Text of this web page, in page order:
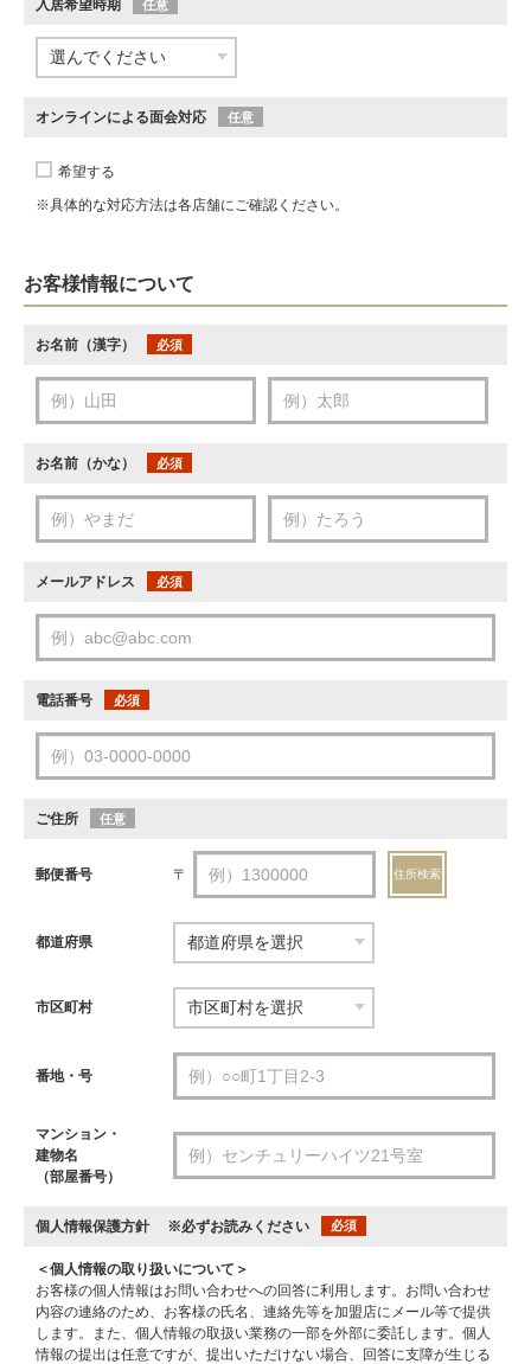
入居希望時期 任意
オンラインによる面会対応 任意
希望する
※具体的な対応方法は各店舗にご確認ください。
お客様情報について
お名前（漢字） 必須
お名前（かな） 必須
メールアドレス 必須
電話番号 必須
ご住所 任意
郵便番号 〒 住所検索
都道府県
市区町村
番地・号
マンション・
建物名
（部屋番号）
個人情報保護方針 ※必ずお読みください 必須
＜個人情報の取り扱いについて＞
お客様の個人情報はお問い合わせへの回答に利用します。お問い合わせ
内容の連絡のため、お客様の氏名、連絡先等を加盟店にメール等で提供
します。また、個人情報の取扱い業務の一部を外部に委託します。個人
情報の提出は任意ですが、提出いただけない場合、回答に支障が生じる